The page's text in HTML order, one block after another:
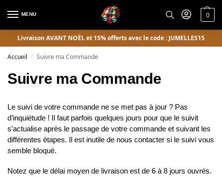
MENU 0
Livraison AVANT NOËL et 15% offerts avec le code : JUMELLES15
Accueil / Suivre ma Commande
Suivre ma Commande
Le suivi de votre commande ne se met pas à jour ? Pas
d’inquiétude ! Il faut parfois quelques jours pour que le suivit
s’actualise après le passage de votre commande et suivant les
différentes étapes. Il est inutile de nous contacter si le suivi vous
semble bloqué.
Notez que le délai moyen de livraison est de 6 à 8 jours ouvrés.